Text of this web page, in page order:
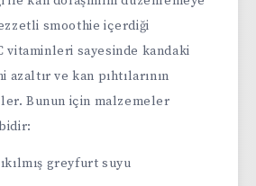
smoothie içerdiği
vitaminleri sayesinde kandaki
azaltır ve kan pıhtılarının
Bunun için malzemeler
greyfurt suyu